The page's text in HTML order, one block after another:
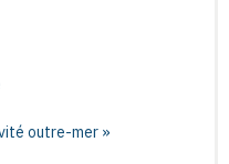
outre-mer »